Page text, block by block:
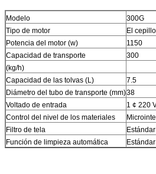
Modelo
300G
Tipo de motor
El
Potencia del motor (w)
1150
Capacidad de transporte
300
(kg/h)
Capacidad de las tolvas (L)
7.5
Diámetro del tubo de transporte (mm)38
Voltado de entrada
1 ¢ 220
Control del nivel de los materiales
Filtro de tela
Estándar
Función de limpieza automática
Estándar